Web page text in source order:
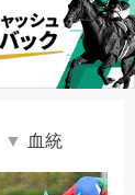
血統